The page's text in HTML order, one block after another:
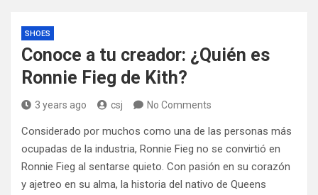
SHOES
Conoce a tu creador: ¿Quién es
Ronnie Fieg de Kith?
3 years ago csj No Comments
Considerado por muchos como una de las personas más
ocupadas de la industria, Ronnie Fieg no se convirtió en
Ronnie Fieg al sentarse quieto. Con pasión en su corazón
y ajetreo en su alma, la historia del nativo de Queens